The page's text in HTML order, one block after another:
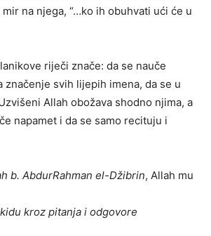
na njega, “…ko ih obuhvati ući će u
riječi znače: da se nauče
značenje svih lijepih imena, da se u
Allah obožava shodno njima, a
napamet i da se samo recituju i
b. AbdurRahman el-Džibrin, Allah mu
kroz pitanja i odgovore